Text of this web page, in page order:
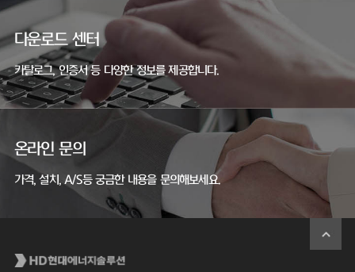
다운로드 센터
카탈로그, 인증서 등 다양한 정보를 제공합니다.
온라인 문의
가격, 설치, A/S등 궁금한 내용을 문의해보세요.